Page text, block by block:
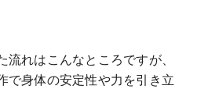
流れはこんなところですが、
身体の安定性や力を引き立